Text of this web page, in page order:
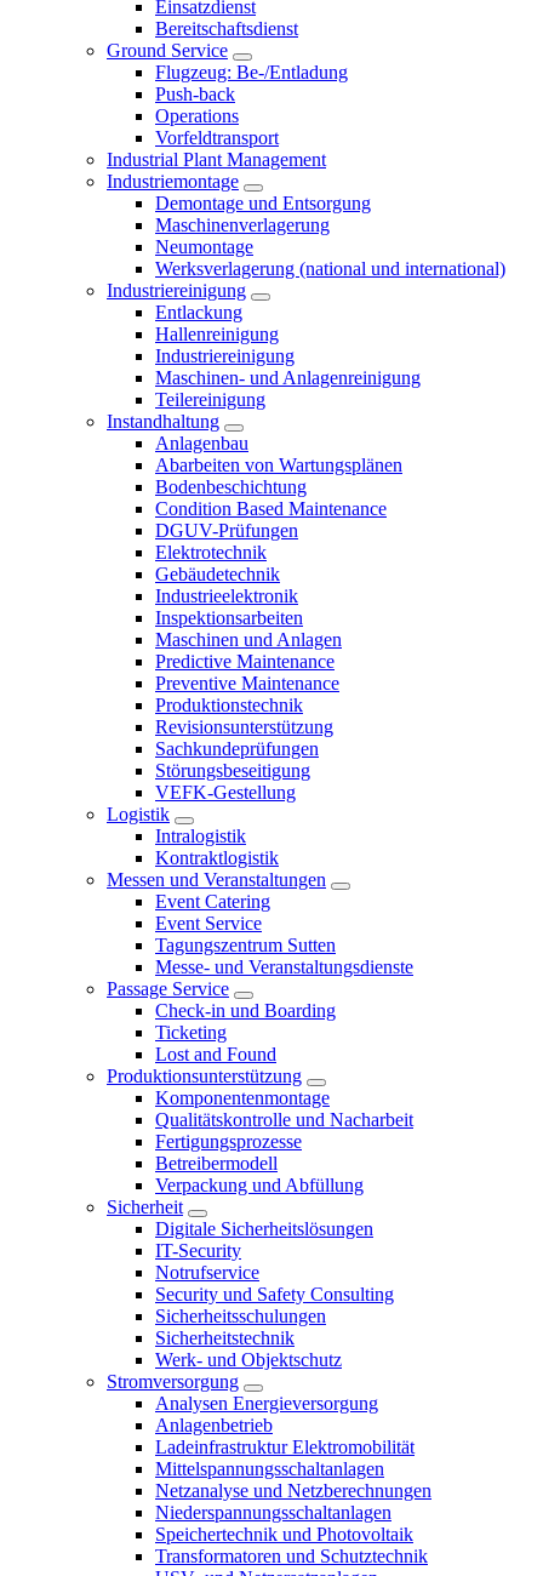
Einsatzdienst
Bereitschaftsdienst
Ground Service
Flugzeug: Be-/Entladung
Push-back
Operations
Vorfeldtransport
Industrial Plant Management
Industriemontage
Demontage und Entsorgung
Maschinenverlagerung
Neumontage
Werksverlagerung (national und international)
Industriereinigung
Entlackung
Hallenreinigung
Industriereinigung
Maschinen- und Anlagenreinigung
Teilereinigung
Instandhaltung
Anlagenbau
Abarbeiten von Wartungsplänen
Bodenbeschichtung
Condition Based Maintenance
DGUV-Prüfungen
Elektrotechnik
Gebäudetechnik
Industrieelektronik
Inspektionsarbeiten
Maschinen und Anlagen
Predictive Maintenance
Preventive Maintenance
Produktionstechnik
Revisionsunterstützung
Sachkundeprüfungen
Störungsbeseitigung
VEFK-Gestellung
Logistik
Intralogistik
Kontraktlogistik
Messen und Veranstaltungen
Event Catering
Event Service
Tagungszentrum Sutten
Messe- und Veranstaltungsdienste
Passage Service
Check-in und Boarding
Ticketing
Lost and Found
Produktionsunterstützung
Komponentenmontage
Qualitätskontrolle und Nacharbeit
Fertigungsprozesse
Betreibermodell
Verpackung und Abfüllung
Sicherheit
Digitale Sicherheitslösungen
IT-Security
Notrufservice
Security und Safety Consulting
Sicherheitsschulungen
Sicherheitstechnik
Werk- und Objektschutz
Stromversorgung
Analysen Energieversorgung
Anlagenbetrieb
Ladeinfrastruktur Elektromobilität
Mittelspannungsschaltanlagen
Netzanalyse und Netzberechnungen
Niederspannungsschaltanlagen
Speichertechnik und Photovoltaik
Transformatoren und Schutztechnik